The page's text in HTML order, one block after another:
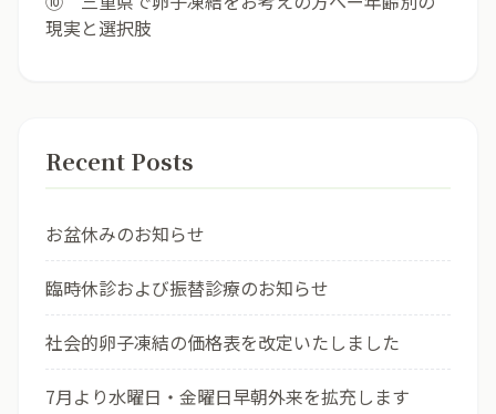
現実と選択肢
Recent Posts
お盆休みのお知らせ
臨時休診および振替診療のお知らせ
社会的卵子凍結の価格表を改定いたしました
7月より水曜日・金曜日早朝外来を拡充します